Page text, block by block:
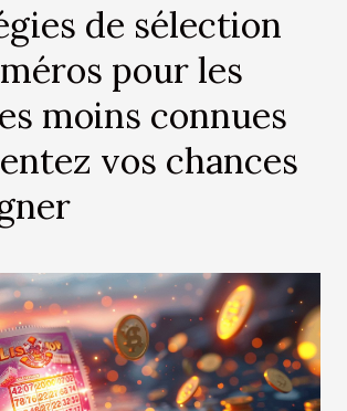
de sélection
pour les
moins connues
vos chances